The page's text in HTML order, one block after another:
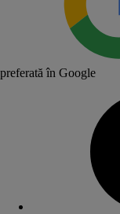
preferată în Google